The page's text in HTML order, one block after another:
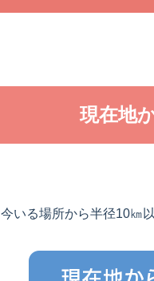
現在地
今いる場所から半径10㎞